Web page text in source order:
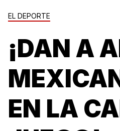
EL DEPORTE
¡DAN A
EN LA